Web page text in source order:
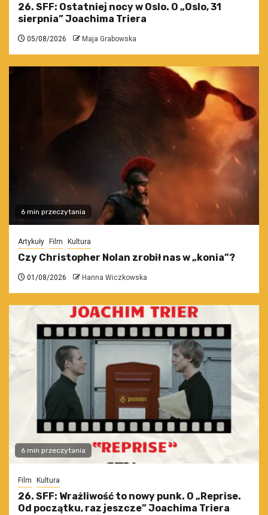
26. SFF: Ostatniej nocy w Oslo. O „Oslo, 31
sierpnia” Joachima Triera
05/08/2026 Maja Grabowska
6 min przeczytania
Artykuły Film Kultura
Czy Christopher Nolan zrobił nas w „konia”?
01/08/2026 Hanna Wiczkowska
6 min przeczytania
Film Kultura
26. SFF: Wrażliwość to nowy punk. O „Reprise.
Od początku, raz jeszcze” Joachima Triera